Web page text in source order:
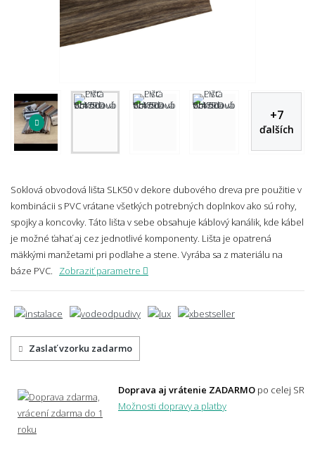
+7
ďalších
Soklová obvodová lišta SLK50 v dekore dubového dreva pre použitie v
kombinácii s PVC vrátane všetkých potrebných doplnkov ako sú rohy,
spojky a koncovky. Táto lišta v sebe obsahuje káblový kanálik, kde kábel
je možné ťahať aj cez jednotlivé komponenty. Lišta je opatrená
mäkkými manžetami pri podlahe a stene. Vyrába sa z materiálu na
báze PVC.
Zobraziť parametre
Zaslať vzorku zadarmo
Doprava aj vrátenie ZADARMO po celej SR
Možnosti dopravy a platby